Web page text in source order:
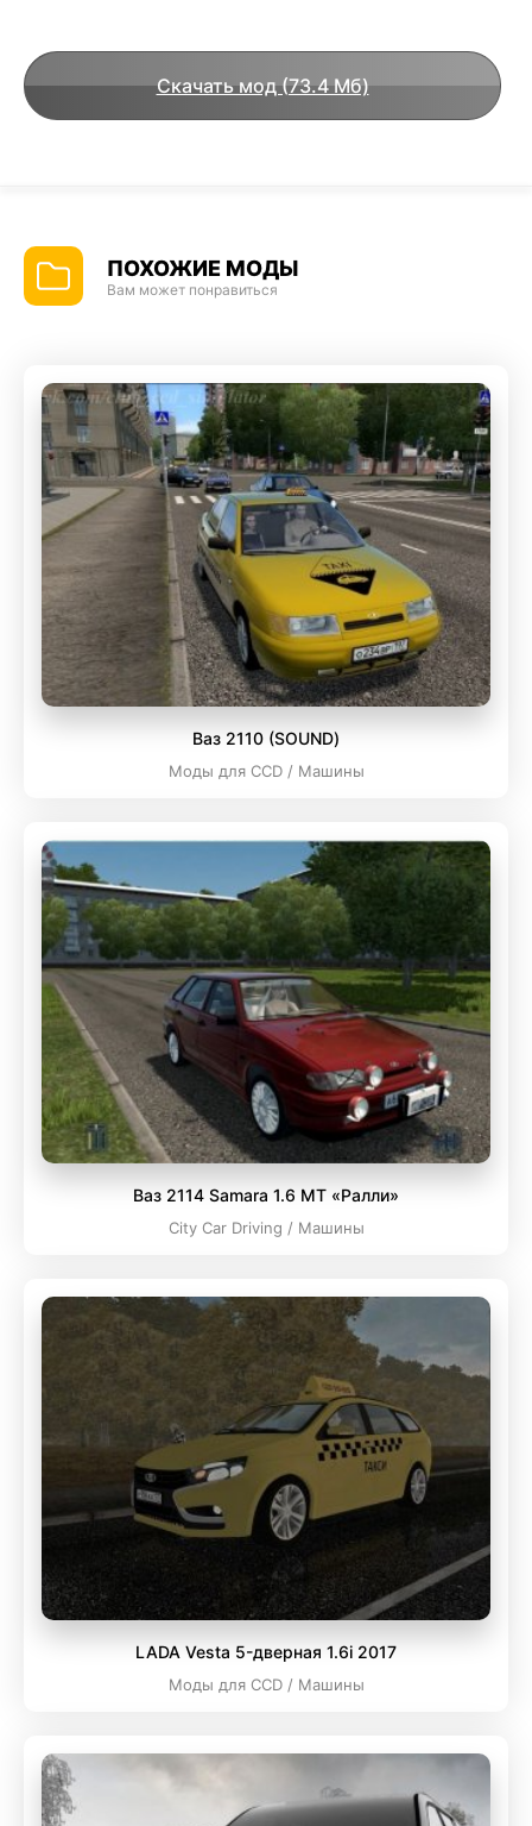
Скачать мод (73.4 Мб)
ПОХОЖИЕ МОДЫ
Вам может понравиться
Ваз 2110 (SOUND)
Моды для CCD / Машины
Ваз 2114 Samara 1.6 МТ «Ралли»
City Car Driving / Машины
LADA Vesta 5-дверная 1.6i 2017
Моды для CCD / Машины